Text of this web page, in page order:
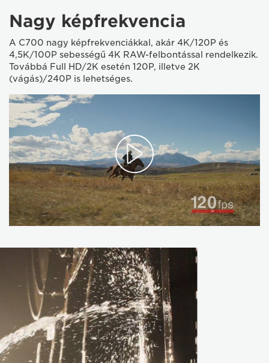
Nagy képfrekvencia
A C700 nagy képfrekvenciákkal, akár 4K/120P és
4,5K/100P sebességű 4K RAW-felbontással rendelkezik.
Továbbá Full HD/2K esetén 120P, illetve 2K
(vágás)/240P is lehetséges.